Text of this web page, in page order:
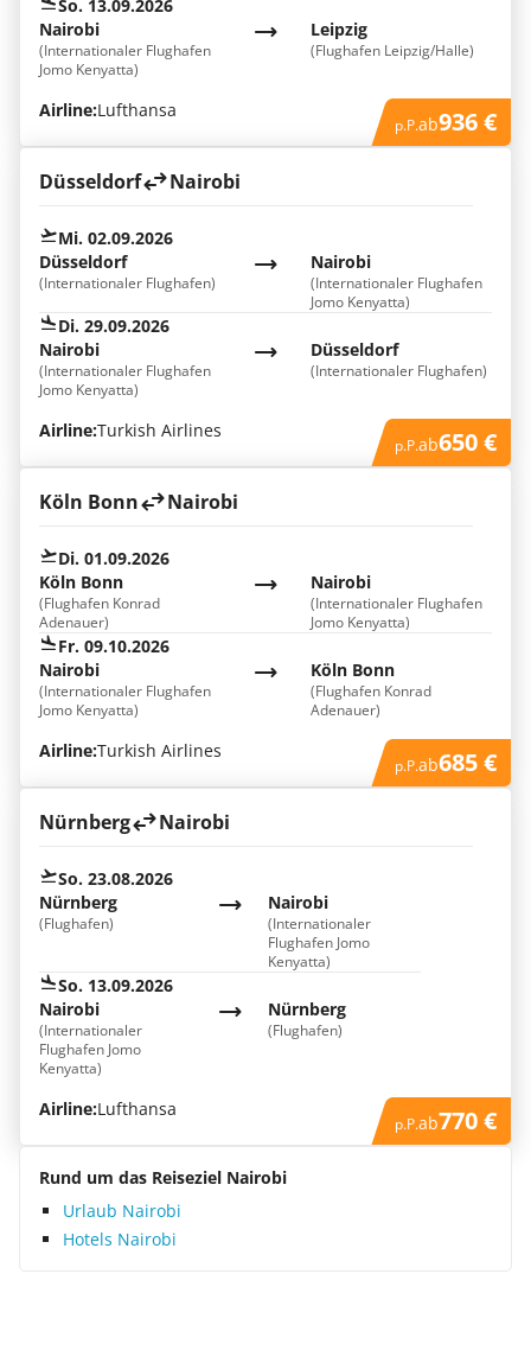
So. 13.09.2026
Leipzig
(Flughafen Leipzig/Halle)
Nairobi
(Internationaler Flughafen
Jomo Kenyatta)
Airline:Lufthansa
p.P.ab936 €
Düsseldorf Nairobi
Mi. 02.09.2026
Düsseldorf
(Internationaler Flughafen)
Nairobi
(Internationaler Flughafen
Jomo Kenyatta)
Di. 29.09.2026
Düsseldorf
(Internationaler Flughafen)
Nairobi
(Internationaler Flughafen
Jomo Kenyatta)
Airline:Turkish Airlines
p.P.ab650 €
Köln Bonn Nairobi
Di. 01.09.2026
Köln Bonn
(Flughafen Konrad
Adenauer)
Nairobi
(Internationaler Flughafen
Jomo Kenyatta)
Fr. 09.10.2026
Köln Bonn
(Flughafen Konrad
Adenauer)
Nairobi
(Internationaler Flughafen
Jomo Kenyatta)
Airline:Turkish Airlines
p.P.ab685 €
Nürnberg Nairobi
So. 23.08.2026
Nürnberg
(Flughafen)
Nairobi
(Internationaler
Flughafen Jomo
Kenyatta)
So. 13.09.2026
Nürnberg
(Flughafen)
Nairobi
(Internationaler
Flughafen Jomo
Kenyatta)
Airline:Lufthansa
p.P.ab770 €
Rund um das Reiseziel Nairobi
Urlaub Nairobi
Hotels Nairobi